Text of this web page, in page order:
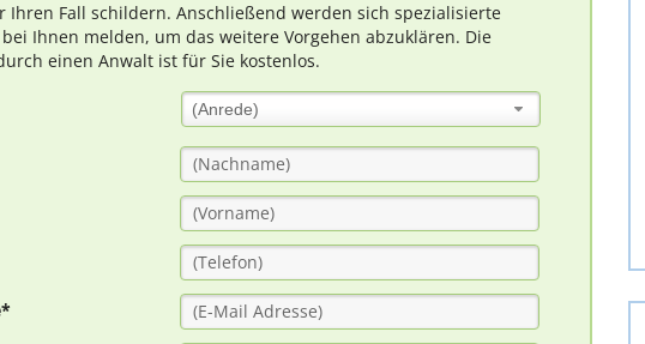
Ihren Fall schildern. Anschließend werden sich spezialisierte
Ihnen melden, um das weitere Vorgehen abzuklären. Die
einen Anwalt ist für Sie kostenlos.
(Anrede)